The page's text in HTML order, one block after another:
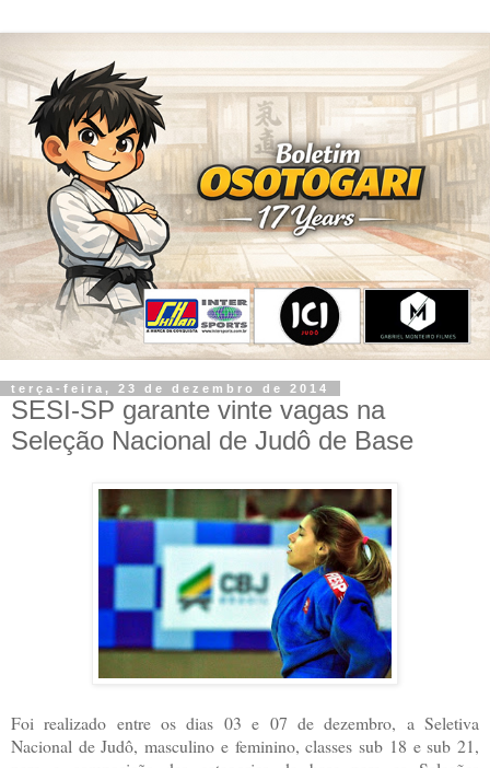
terça-feira, 23 de dezembro de 2014
SESI-SP garante vinte vagas na
Seleção Nacional de Judô de Base
Foi realizado entre os dias 03 e 07 de dezembro, a Seletiva
Nacional de Judô, masculino e feminino, classes sub 18 e sub 21,